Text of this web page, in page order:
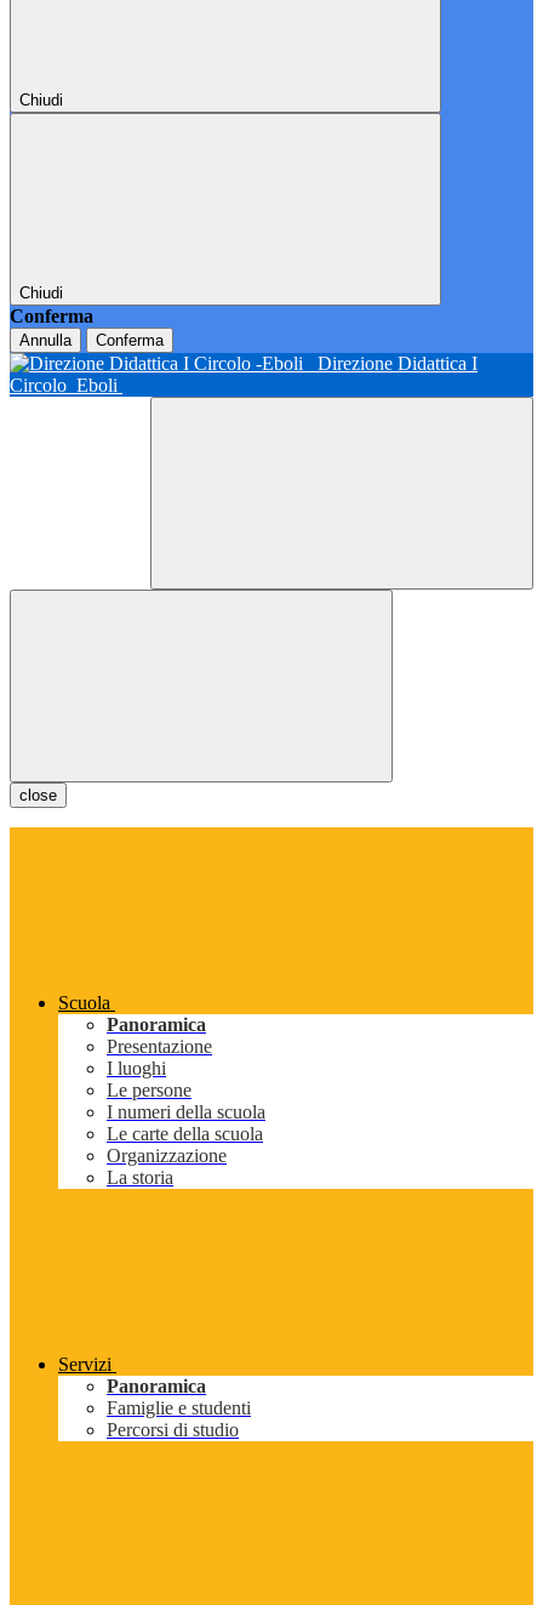
Chiudi
Chiudi
Conferma
Annulla Conferma
Direzione Didattica I
Circolo Eboli
close
Scuola
Panoramica
Presentazione
I luoghi
Le persone
I numeri della scuola
Le carte della scuola
Organizzazione
La storia
Servizi
Panoramica
Famiglie e studenti
Percorsi di studio